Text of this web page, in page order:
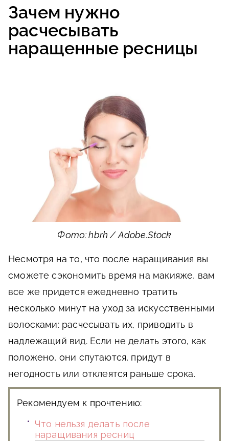
Зачем нужно
расчесывать
наращенные ресницы
Фото: hbrh / Adobe.Stock
Несмотря на то, что после наращивания вы
сможете сэкономить время на макияже, вам
все же придется ежедневно тратить
несколько минут на уход за искусственными
волосками: расчесывать их, приводить в
надлежащий вид. Если не делать этого, как
положено, они спутаются, придут в
негодность или отклеятся раньше срока.
Рекомендуем к прочтению:
Что нельзя делать после
наращивания ресниц